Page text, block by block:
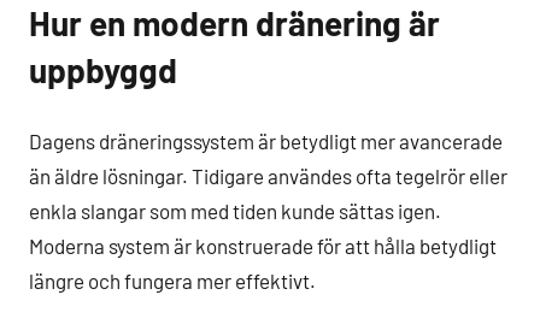
Hur en modern dränering är
uppbyggd
Dagens dräneringssystem är betydligt mer avancerade
än äldre lösningar. Tidigare användes ofta tegelrör eller
enkla slangar som med tiden kunde sättas igen.
Moderna system är konstruerade för att hålla betydligt
längre och fungera mer effektivt.